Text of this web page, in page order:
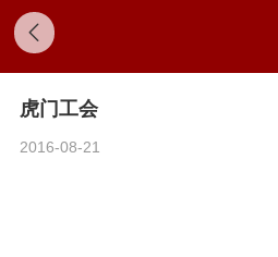
虎门工会
2016-08-21